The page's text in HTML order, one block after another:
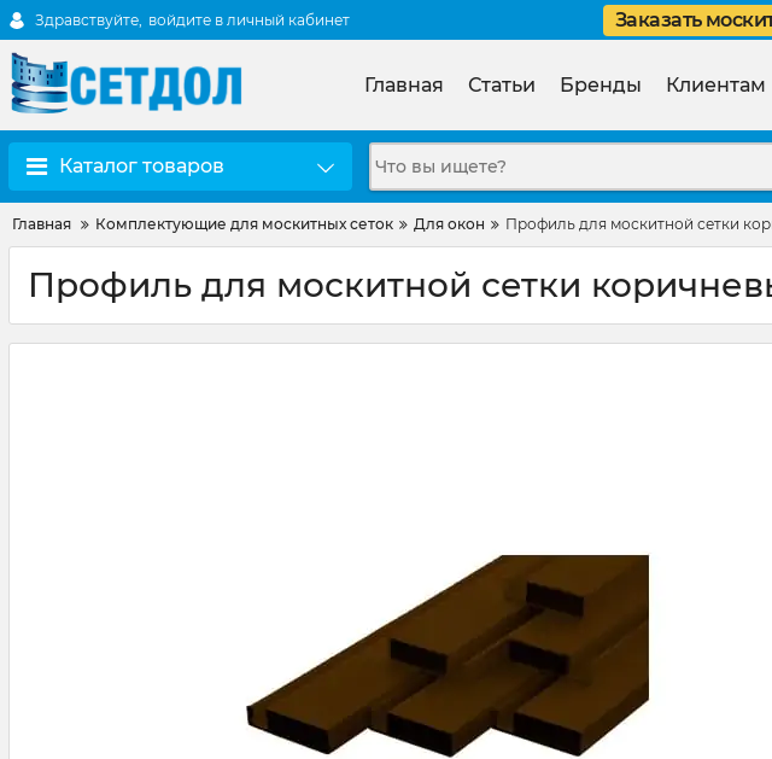
Здравствуйте, войдите в личный кабинет Заказать
Главная Статьи Бренды Клиентам
Каталог товаров
Главная Комплектующие для москитных сеток Для окон Профиль для москитной сетки
Профиль для москитной сетки